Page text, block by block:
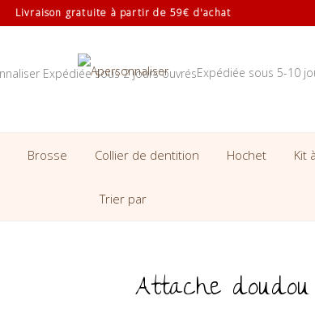
Livraison gratuite à partir de 59€ d'achat
Expédiée sous 5-10
Brosse Collier de dentition Hochet Kit
Trier par
Attache